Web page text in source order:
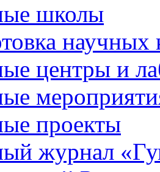
школы
научных
центры и
проекты
журнал «